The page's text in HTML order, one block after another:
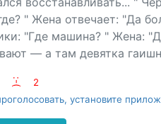
" Жена отвечает: "Да
"Где машина? " Жена:
— а там девятка
:-(
2
установите